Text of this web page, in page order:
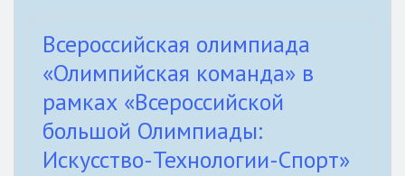
Всероссийская олимпиада
«Олимпийская команда» в
рамках «Всероссийской
большой Олимпиады:
Искусство-Технологии-Спорт»